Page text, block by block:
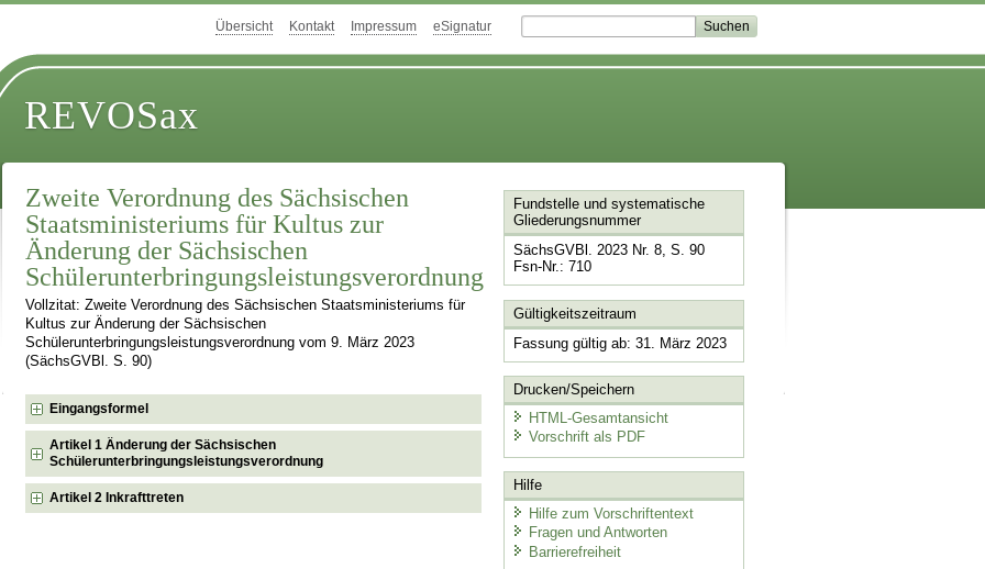
Übersicht Kontakt Impressum eSignatur
REVOSax
Zweite Verordnung des Sächsischen
Staatsministeriums für Kultus zur
Änderung der Sächsischen
Schülerunterbringungsleistungsverordnung
Vollzitat: Zweite Verordnung des Sächsischen Staatsministeriums für
Kultus zur Änderung der Sächsischen
Schülerunterbringungsleistungsverordnung vom 9. März 2023
(SächsGVBl. S. 90)
Eingangsformel
Artikel 1 Änderung der Sächsischen
Schülerunterbringungsleistungsverordnung
Artikel 2 Inkrafttreten
Fundstelle und systematische
Gliederungsnummer
SächsGVBl. 2023 Nr. 8, S. 90
Fsn-Nr.: 710
Gültigkeitszeitraum
Fassung gültig ab: 31. März 2023
Drucken/Speichern
HTML-Gesamtansicht
Vorschrift als PDF
Hilfe
Hilfe zum Vorschriftentext
Fragen und Antworten
Barrierefreiheit